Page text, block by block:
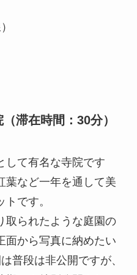
滞在時間：30分）
して有名な寺院です
葉など一年を通して美
です。
取られたような庭園の
面から写真に納めたい
普段は非公開ですが、